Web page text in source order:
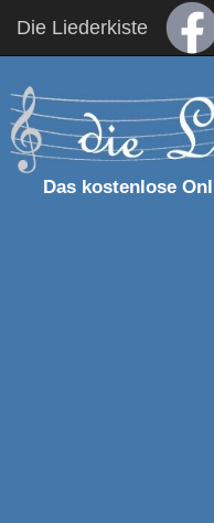
Die Liederkiste
Das kostenlose